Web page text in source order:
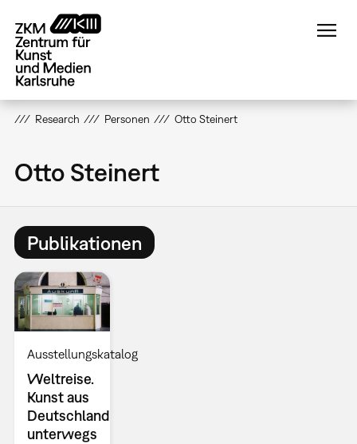
zum
Inhalt
Research Personen Otto Steinert
Otto Steinert
Publikationen
Ausstellungskatalog
Weltreise.
Kunst aus
Deutschland
unterwegs